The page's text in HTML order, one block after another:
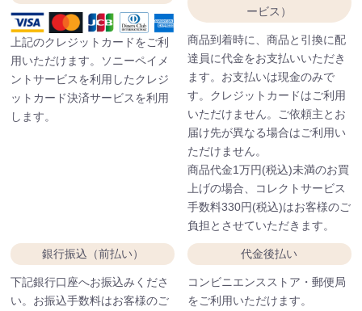
上記のクレジットカードをご利
用いただけます。ソニーペイメ
ントサービスを利用したクレジ
ットカード決済サービスを利用
します。
ービス）
商品到着時に、商品と引換に配
達員に代金をお支払いいただき
ます。お支払いは現金のみで
す。クレジットカードはご利用
いただけません。ご依頼主とお
届け先が異なる場合はご利用い
ただけません。
商品代金1万円(税込)未満のお買
上げの場合、コレクトサービス
手数料330円(税込)はお客様のご
負担とさせていただきます。
銀行振込（前払い）
下記銀行口座へお振込みくださ
い。お振込手数料はお客様のご
代金後払い
コンビニエンスストア・郵便局
をご利用いただけます。